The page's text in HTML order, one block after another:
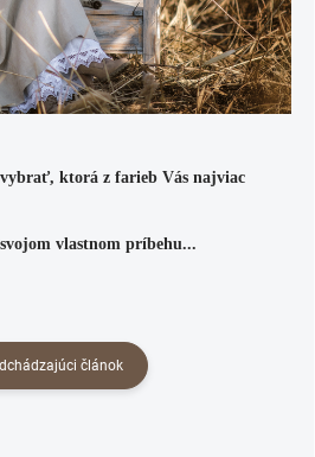
vybrať, ktorá z farieb Vás najviac
vlastnom príbehu...
článok